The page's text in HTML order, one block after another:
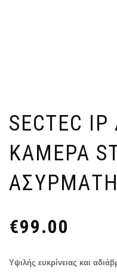
SECTEC
ΚΆΜΕΡΑ
€99.00
Υψιλής ευκρίνειας και